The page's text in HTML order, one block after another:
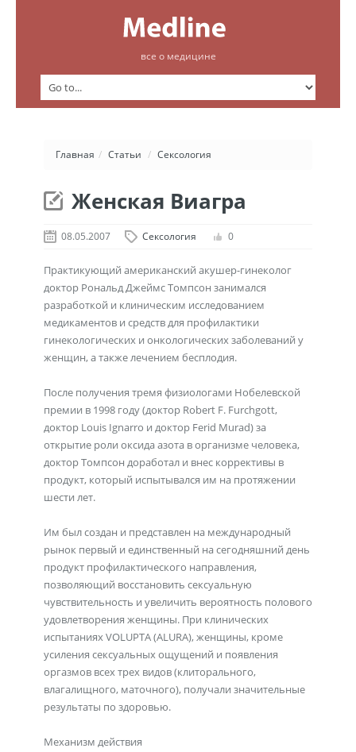
все о медицине
Главная / Статьи / Сексология
Женская Виагра
08.05.2007 Сексология 0
Практикующий американский акушер-гинеколог
доктор Рональд Джеймс Томпсон занимался
разработкой и клиническим исследованием
медикаментов и средств для профилактики
гинекологических и онкологических заболеваний у
женщин, а также лечением бесплодия.
После получения тремя физиологами Нобелевской
премии в 1998 году (док­тор Robert F. Furchgott,
доктор Louis Ignarro и доктор Ferid Murad) за
открытие ро­ли оксида азота в организме человека,
доктор Томпсон доработал и внес коррективы в
продукт, который испытывался им на протяжении
шести лет.
Им был создан и представлен на международный
рынок первый и единственный на сегодняшний день
продукт профилактического направления,
позволяющий восстановить сексуальную
чувствительность и увеличить вероятность полового
удовлетворения женщины. При клинических
испытаниях VOLUPTA (ALURA), женщины, кроме
усиления сексуальных ощущений и появления
оргазмов всех трех видов (клиторального,
влагалищного, маточного), получали значительные
результаты по здоровью.
Механизм действия